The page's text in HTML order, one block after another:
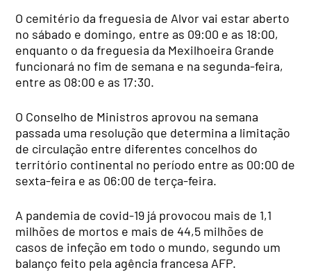
O cemitério da freguesia de Alvor vai estar aberto
no sábado e domingo, entre as 09:00 e as 18:00,
enquanto o da freguesia da Mexilhoeira Grande
funcionará no fim de semana e na segunda-feira,
entre as 08:00 e as 17:30.
O Conselho de Ministros aprovou na semana
passada uma resolução que determina a limitação
de circulação entre diferentes concelhos do
território continental no período entre as 00:00 de
sexta-feira e as 06:00 de terça-feira.
A pandemia de covid-19 já provocou mais de 1,1
milhões de mortos e mais de 44,5 milhões de
casos de infeção em todo o mundo, segundo um
balanço feito pela agência francesa AFP.